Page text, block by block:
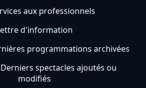
aux professionnels
d'information
programmations archivées
Derniers spectacles ajoutés ou
modifiés